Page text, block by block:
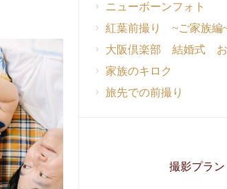
ニューボーンフォト
紅葉前撮り ~ご家族編
大阪倶楽部 結婚式 お
家族のキロク
旅先での前撮り
撮影プラン